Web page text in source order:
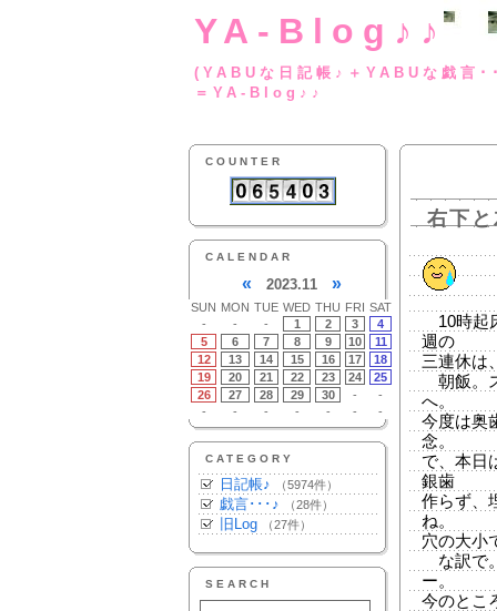
YA-Blog♪♪
(YABUな日記帳♪
＝YA-Blog♪♪
COUNTER
CALENDAR
« 2023.11 »
SUN MON TUE WED THU FRI SAT
-
- - 1 2 3
4
5
6 7 8 9 10
11
12
13 14 15 16 17
18
19
20 21 22 23 24
25
26
27 28 29 30 -
-
-
- - - - - -
CATEGORY
日記帳♪ （5974件）
戯言･･･♪ （28件）
旧Log （27件）
SEARCH
右下
10時起
週の
三連休は
朝飯。
へ。
今度は奥
念。
で、本日
銀歯
作らず、
ね。
穴の大小
な訳で
ー。
今のとこ